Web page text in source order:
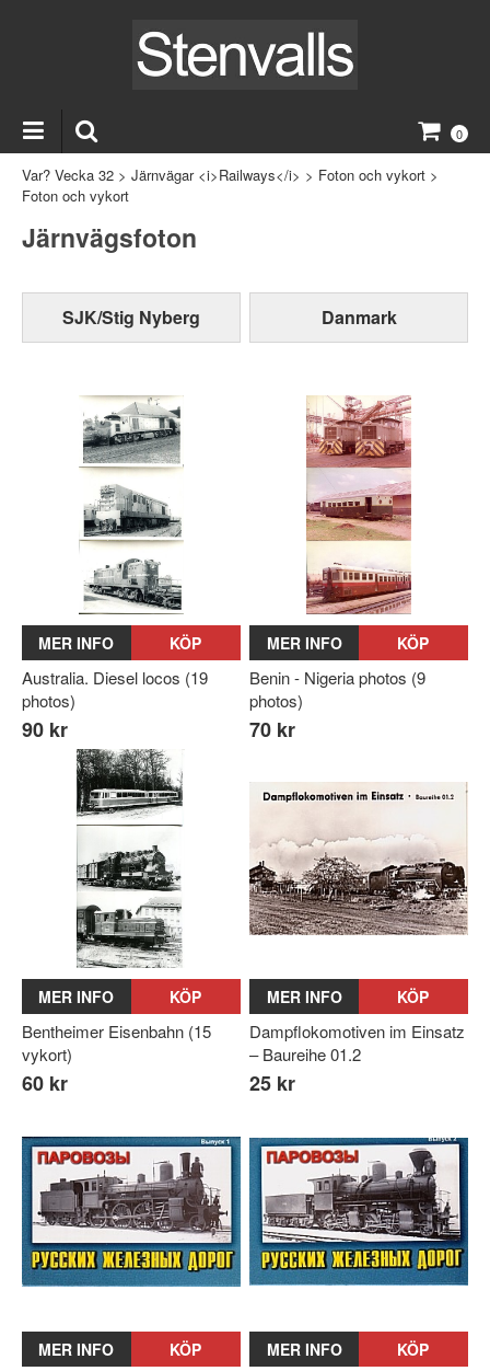
0
Var? Vecka 32 > Järnvägar <i>Railways</i> > Foton och vykort >
Foton och vykort
Järnvägsfoton
SJK/Stig Nyberg Danmark
MER INFO KÖP
Australia. Diesel locos (19
photos)
90 kr
MER INFO KÖP
Benin - Nigeria photos (9
photos)
70 kr
MER INFO KÖP
Bentheimer Eisenbahn (15
vykort)
60 kr
MER INFO KÖP
Dampflokomotiven im Einsatz
– Baureihe 01.2
25 kr
MER INFO KÖP MER INFO KÖP